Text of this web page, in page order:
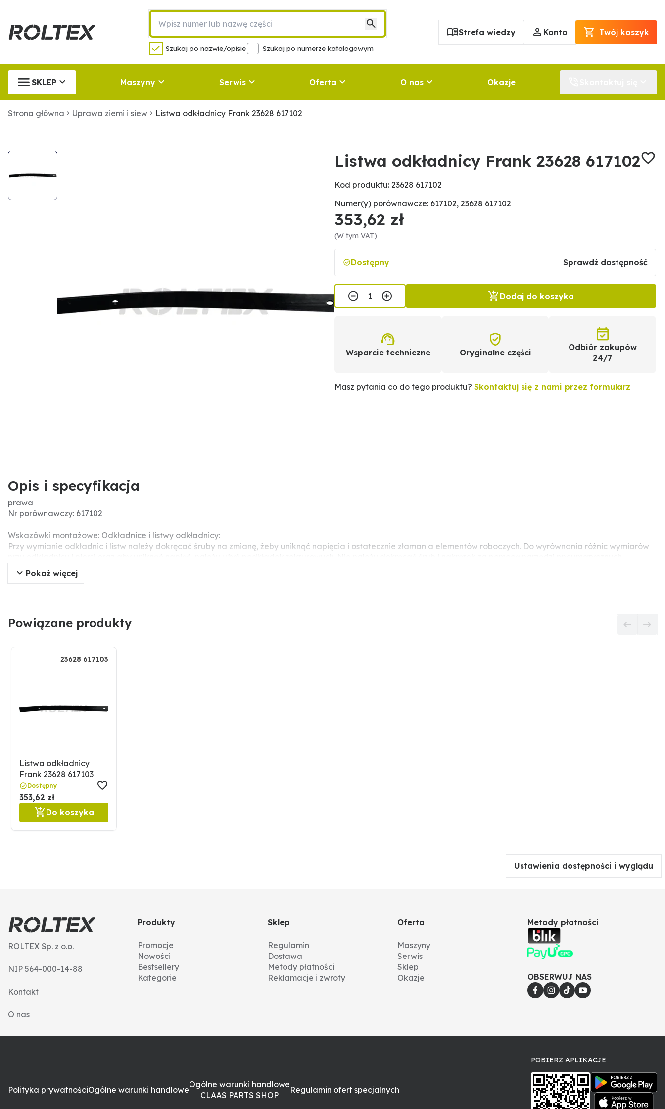
Szukaj po nazwie/opisie Szukaj po numerze katalogowym
Strefa wiedzy Konto Twój koszyk
SKLEP Maszyny Serwis Oferta O nas Okazje
Strona główna Uprawa ziemi i siew Listwa odkładnicy Frank 23628 617102
Listwa odkładnicy Frank 23628 617102
Kod produktu: 23628 617102
Numer(y) porównawcze: 617102, 23628 617102
353,62 zł
(W tym VAT)
Dostępny Sprawdź dostępność
Dodaj do koszyka
Wsparcie techniczne Oryginalne części
Odbiór zakupów
24/7
Masz pytania co do tego produktu? Skontaktuj się z nami przez formularz
Opis i specyfikacja
prawa
Nr porównawczy: 617102
Wskazówki montażowe: Odkładnice i listwy odkładnicy:
Przy wymianie odkładnic i listw należy dokręcać śruby na zmianę, żeby uniknąć napięcia i ostatecznie złamania elementów roboczych. Do wyrównania różnic wymiarów
ponieważ może to prowadzić do uszkodzenia części robocze (pęknięcia naprężeniowe).
Pokaż więcej
Powiązane produkty
23628 617103
Listwa odkładnicy
Frank 23628 617103
Dostępny
353,62 zł
Do koszyka
Ustawienia dostępności i wyglądu
ROLTEX Sp. z o.o.
NIP 564-000-14-88
Kontakt
O nas
Produkty
Promocje
Nowości
Bestsellery
Kategorie
Sklep
Regulamin
Dostawa
Metody płatności
Reklamacje i zwroty
Oferta
Maszyny
Serwis
Sklep
Okazje
Metody płatności
OBSERWUJ NAS
Polityka prywatnościOgólne warunki handlowe
Ogólne warunki handlowe
CLAAS PARTS SHOP
Regulamin ofert specjalnych
POBIERZ APLIKACJE